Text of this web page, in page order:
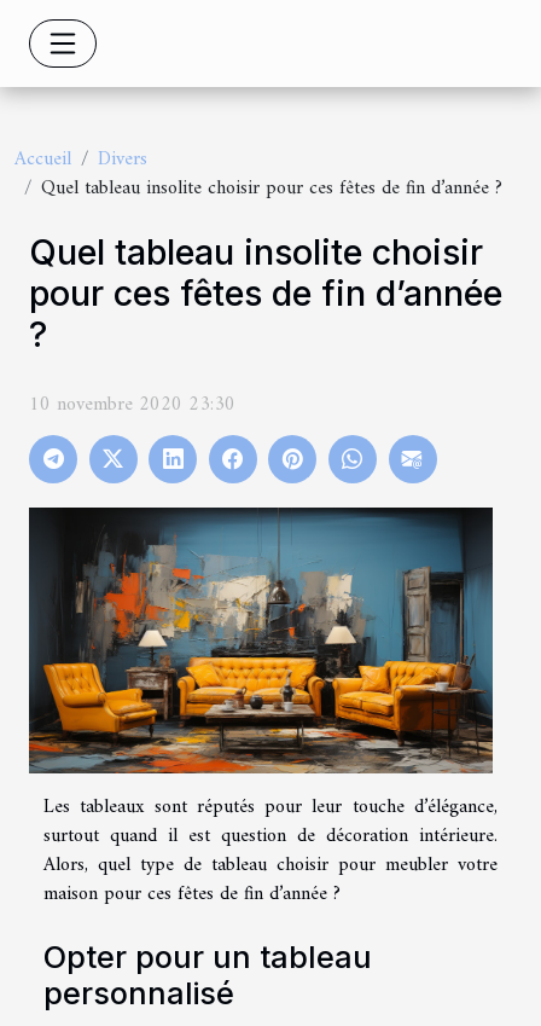
Accueil
Divers
Quel tableau insolite choisir pour ces fêtes de fin d’année ?
Quel tableau insolite choisir
pour ces fêtes de fin d’année
?
10 novembre 2020 23:30
Les tableaux sont réputés pour leur touche d’élégance,
surtout quand il est question de décoration intérieure.
Alors, quel type de tableau choisir pour meubler votre
maison pour ces fêtes de fin d’année ?
Opter pour un tableau
personnalisé